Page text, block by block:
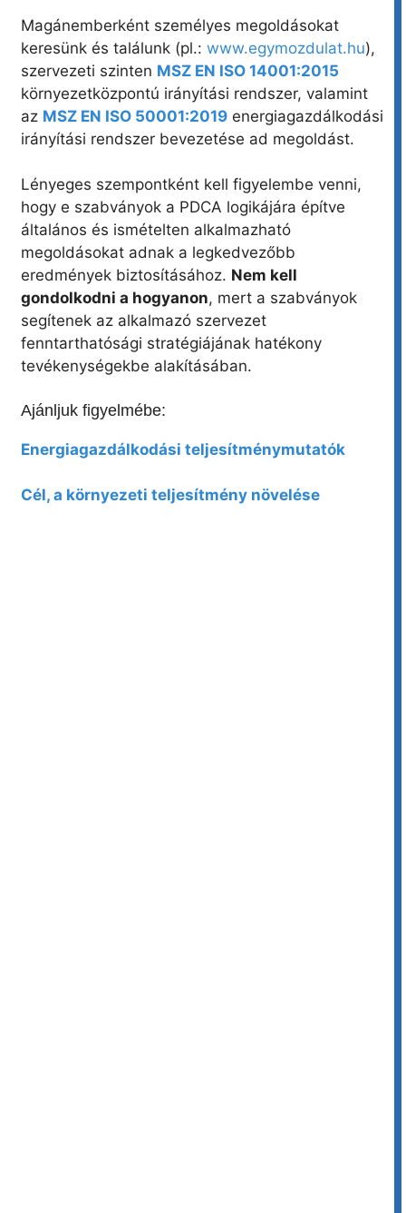
Magánemberként személyes megoldásokat
keresünk és találunk (pl.: www.egymozdulat.hu),
szervezeti szinten MSZ EN ISO 14001:2015
környezetközpontú irányítási rendszer, valamint
az MSZ EN ISO 50001:2019 energiagazdálkodási
irányítási rendszer bevezetése ad megoldást.
Lényeges szempontként kell figyelembe venni,
hogy e szabványok a PDCA logikájára építve
általános és ismételten alkalmazható
megoldásokat adnak a legkedvezőbb
eredmények biztosításához. Nem kell
gondolkodni a hogyanon, mert a szabványok
segítenek az alkalmazó szervezet
fenntarthatósági stratégiájának hatékony
tevékenységekbe alakításában.
Ajánljuk figyelmébe:
Energiagazdálkodási teljesítménymutatók
Cél, a környezeti teljesítmény növelése